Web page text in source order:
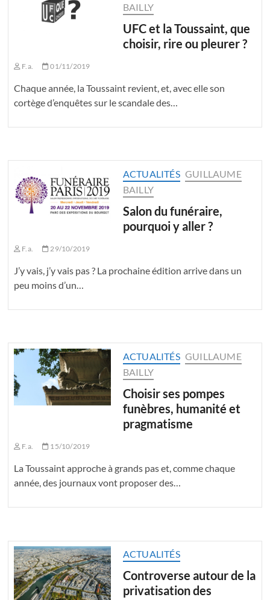
BAILLY
UFC et la Toussaint, que
choisir, rire ou pleurer ?
F.a. 01/11/2019
Chaque année, la Toussaint revient, et, avec elle son
cortège d’enquêtes sur le scandale des…
ACTUALITÉS GUILLAUME
BAILLY
Salon du funéraire,
pourquoi y aller ?
F.a. 29/10/2019
J’y vais, j’y vais pas ? La prochaine édition arrive dans un
peu moins d’un…
ACTUALITÉS GUILLAUME
BAILLY
Choisir ses pompes
funèbres, humanité et
pragmatisme
F.a. 15/10/2019
La Toussaint approche à grands pas et, comme chaque
année, des journaux vont proposer des…
ACTUALITÉS
Controverse autour de la
privatisation des